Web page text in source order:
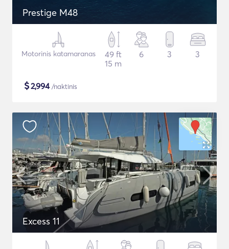
Prestige M48
Motorinis katamaranas
49 ft
15 m
6 3 3
$2,994/naktinis
Excess 11